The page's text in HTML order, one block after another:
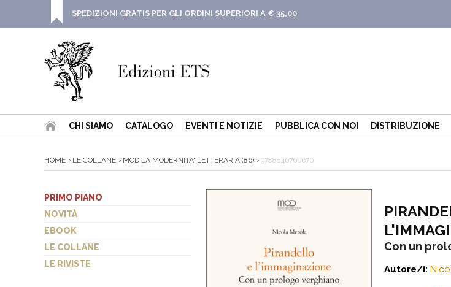
SPEDIZIONI GRATIS PER GLI ORDINI SUPERIORI A € 35,00
CHI SIAMO CATALOGO EVENTI E NOTIZIE PUBBLICA CON NOI DISTRIBUZIONE
HOME LE COLLANE MOD LA MODERNITA' LETTERARIA (86) 9788846766670
PRIMO PIANO
NOVITÀ
EBOOK
LE COLLANE
LE RIVISTE
Con un
Autore/i: